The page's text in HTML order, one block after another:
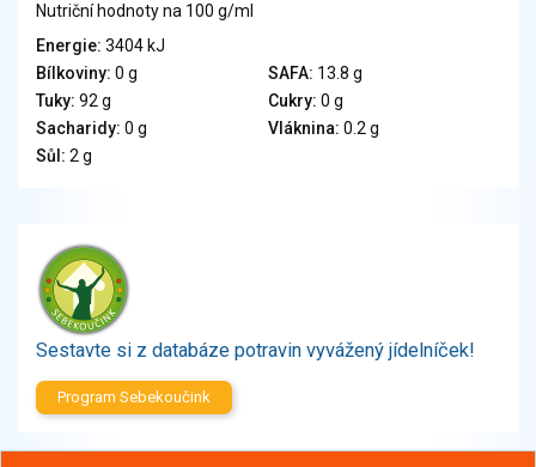
Veganské a vegetariánské výrobky
Tuky
Obiloviny, mouka, cereální výrobky
Chléb, pečivo, křehké chleby, pufované výrobky
Ořechy, semena
Zelenina
Brambory, luštěniny, houby
Sladkosti, slané výrobky
Ochucovadla, přísady, sladidla
Nutriční hodnoty na 100 g/ml
Energie: 3404 kJ
Bílkoviny: 0 g SAFA: 13.8 g
Tuky: 92 g Cukry: 0 g
Sacharidy: 0 g Vláknina: 0.2 g
Sůl: 2 g
Sestavte si z databáze potravin vyvážený jídelníček!
Program Sebekoučink